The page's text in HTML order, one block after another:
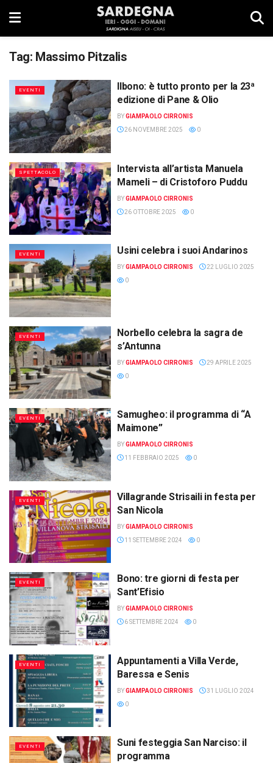
Tag: Massimo Pitzalis
EVENTI
Ilbono: è tutto pronto per la 23ª
edizione di Pane & Olio
BYGIAMPAOLO CIRRONIS
26 NOVEMBRE 2025
0
SPETTACOLO
Intervista all’artista Manuela
Mameli – di Cristoforo Puddu
BYGIAMPAOLO CIRRONIS
26 OTTOBRE 2025
0
EVENTI Usini celebra i suoi Andarinos
BYGIAMPAOLO CIRRONIS
22 LUGLIO 2025
0
EVENTI
Norbello celebra la sagra de
s’Antunna
BYGIAMPAOLO CIRRONIS
29 APRILE 2025
0
EVENTI
Samugheo: il programma di “A
Maimone”
BYGIAMPAOLO CIRRONIS
11 FEBBRAIO 2025
0
EVENTI
Villagrande Strisaili in festa per
San Nicola
BYGIAMPAOLO CIRRONIS
11 SETTEMBRE 2024
0
EVENTI
Bono: tre giorni di festa per
Sant’Efisio
BYGIAMPAOLO CIRRONIS
6 SETTEMBRE 2024
0
EVENTI
Appuntamenti a Villa Verde,
Baressa e Senis
BYGIAMPAOLO CIRRONIS
31 LUGLIO 2024
0
EVENTI
Suni festeggia San Narciso: il
programma